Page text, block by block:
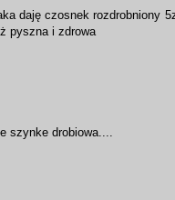
daję czosnek rozdrobniony
pyszna i zdrowa
szynke drobiowa....